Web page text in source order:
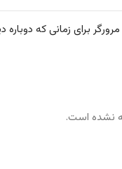
نشده است.
برای زمانی که